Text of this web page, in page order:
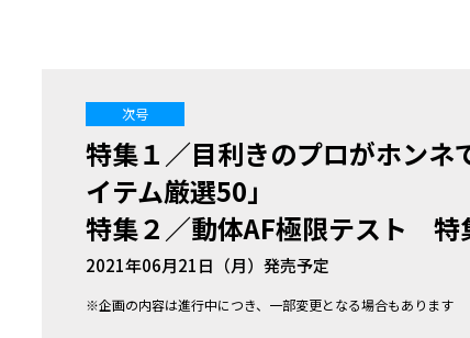
次号
特集１／目利きのプロがホンネ
イテム厳選50」
特集２／動体AF極限テスト 特
2021年06月21日（月）発売予定
※企画の内容は進行中につき、一部変更となる場合もあります